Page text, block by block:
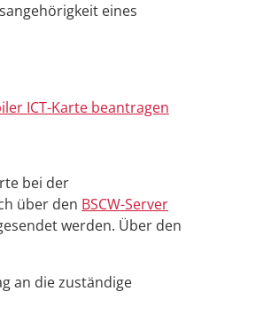
eines
ICT-Karte beantragen
bei der
über den BSCW-Server
werden. Über den
an die zuständige